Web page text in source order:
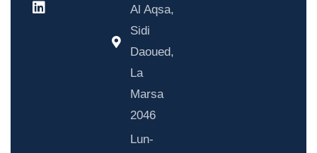
Al Aqsa,
Sidi
Daoued,
La
Marsa
2046
Lun-